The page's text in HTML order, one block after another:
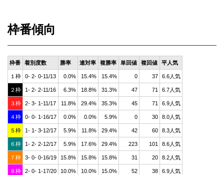
枠番傾向
枠番 着別度数 勝率 連対率 複勝率 単回値 複回値 平人気
１枠 0- 2- 0-11/13 0.0% 15.4% 15.4% 0 37 6.6人気
２枠 1- 2- 2-11/16 6.3% 18.8% 31.3% 47 71 6.7人気
３枠 2- 3- 1-11/17 11.8% 29.4% 35.3% 45 71 6.9人気
４枠 0- 0- 1-16/17 0.0% 0.0% 5.9% 0 30 8.0人気
５枠 1- 1- 3-12/17 5.9% 11.8% 29.4% 42 60 8.3人気
６枠 1- 2- 2-12/17 5.9% 17.6% 29.4% 223 101 8.6人気
７枠 3- 0- 0-16/19 15.8% 15.8% 15.8% 31 20 8.2人気
８枠 2- 0- 1-17/20 10.0% 10.0% 15.0% 52 38 6.9人気